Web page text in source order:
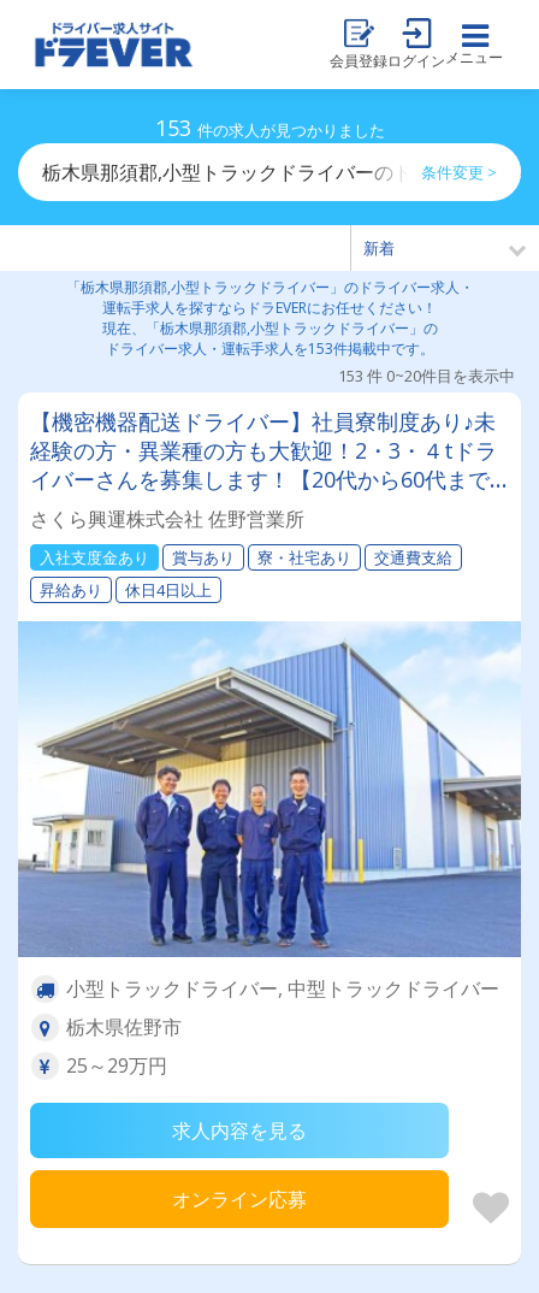
会員登録ログイン メニュー
153 件の求人が見つかりました
栃木県那須郡,小型トラックドライバーのドライバー求人
条件変更 >
「栃木県那須郡,小型トラックドライバー」のドライバー求人・
運転手求人を探すならドラEVERにお任せください！
現在、「栃木県那須郡,小型トラックドライバー」の
ドライバー求人・運転手求人を153件掲載中です。
153 件 0~20件目を表示中
【機密機器配送ドライバー】社員寮制度あり♪未
経験の方・異業種の方も大歓迎！2・3・４tドラ
イバーさんを募集します！【20代から60代まで
活躍中♪】
さくら興運株式会社 佐野営業所
入社支度金あり 賞与あり 寮・社宅あり
交通費支給
昇給あり
休日4日以上
小型トラックドライバー, 中型トラックドライバー
栃木県佐野市
25～29万円
求人内容を見る
オンライン応募